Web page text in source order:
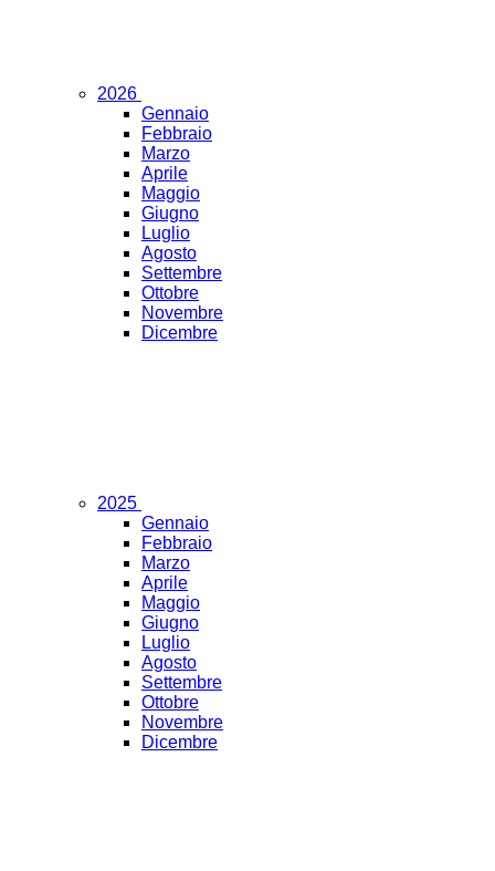
2026
Gennaio
Febbraio
Marzo
Aprile
Maggio
Giugno
Luglio
Agosto
Settembre
Ottobre
Novembre
Dicembre
2025
Gennaio
Febbraio
Marzo
Aprile
Maggio
Giugno
Luglio
Agosto
Settembre
Ottobre
Novembre
Dicembre